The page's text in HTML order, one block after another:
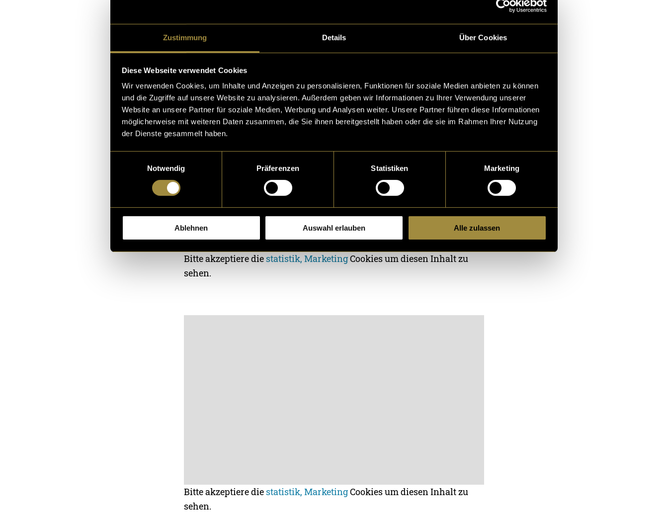
Zustimmung Details Über Cookies
Diese Webseite verwendet Cookies
Wir verwenden Cookies, um Inhalte und Anzeigen zu personalisieren, Funktionen für soziale Medien anbieten zu können
und die Zugriffe auf unsere Website zu analysieren. Außerdem geben wir Informationen zu Ihrer Verwendung unserer
Website an unsere Partner für soziale Medien, Werbung und Analysen weiter. Unsere Partner führen diese Informationen
möglicherweise mit weiteren Daten zusammen, die Sie ihnen bereitgestellt haben oder die sie im Rahmen Ihrer Nutzung
der Dienste gesammelt haben.
Notwendig
Präferenzen Statistiken Marketing
Ablehnen Auswahl erlauben Alle zulassen
Bitte akzeptiere diestatistik, MarketingCookies um diesen Inhalt zu
sehen.
Bitte akzeptiere die statistik, MarketingCookies um diesen Inhalt zu
sehen.
Bitte akzeptiere die statistik, MarketingCookies um diesen Inhalt zu
sehen.